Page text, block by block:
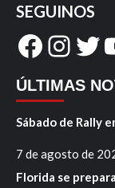
SEGUINOS
ÚLTIMAS
Sábado de Rally
7 de agosto de
Florida se